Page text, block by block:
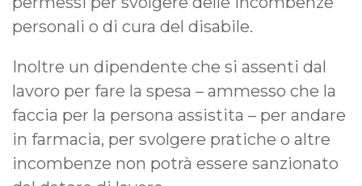
personali o di cura del disabile.
Inoltre un dipendente che si assenti dal
lavoro per fare la spesa – ammesso che la
faccia per la persona assistita – per andare
in farmacia, per svolgere pratiche o altre
incombenze non potrà essere sanzionato